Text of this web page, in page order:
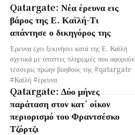
Qatargate: Νέα έρευνα εις
βάρος της Ε. Καϊλή-Τι
απάντησε ο δικηγόρος της
Έρευνα έχει ξεκινήσει κατά της Ε. Καϊλή
σχετικά με ύποπτες πληρωμές που αφορούν
τέσσερις πρώην βοηθούς της #qatargate
#Καϊλή #έρευνα
Qatargate: Δύο μήνες
παράταση στον κατ΄ οίκον
περιορισμό του Φραντσέσκο
Τζόρτζι